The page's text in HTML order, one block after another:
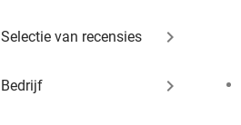
Selectie van recensies keyboard_arrow_right
Bedrijf keyboard_arrow_right